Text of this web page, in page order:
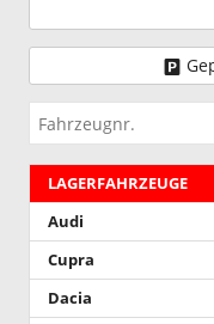
Fahrzeugnr.
LAGERFAHRZEUGE
Audi
Cupra
Dacia